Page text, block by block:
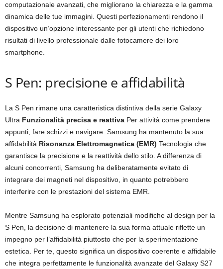
computazionale avanzati, che migliorano la chiarezza e la gamma
dinamica delle tue immagini. Questi perfezionamenti rendono il
dispositivo un’opzione interessante per gli utenti che richiedono
risultati di livello professionale dalle fotocamere dei loro
smartphone.
S Pen: precisione e affidabilità
La S Pen rimane una caratteristica distintiva della serie Galaxy
Ultra Funzionalità precisa e reattiva Per attività come prendere
appunti, fare schizzi e navigare. Samsung ha mantenuto la sua
affidabilità Risonanza Elettromagnetica (EMR) Tecnologia che
garantisce la precisione e la reattività dello stilo. A differenza di
alcuni concorrenti, Samsung ha deliberatamente evitato di
integrare dei magneti nel dispositivo, in quanto potrebbero
interferire con le prestazioni del sistema EMR.
Mentre Samsung ha esplorato potenziali modifiche al design per la
S Pen, la decisione di mantenere la sua forma attuale riflette un
impegno per l’affidabilità piuttosto che per la sperimentazione
estetica. Per te, questo significa un dispositivo coerente e affidabile
che integra perfettamente le funzionalità avanzate del Galaxy S27